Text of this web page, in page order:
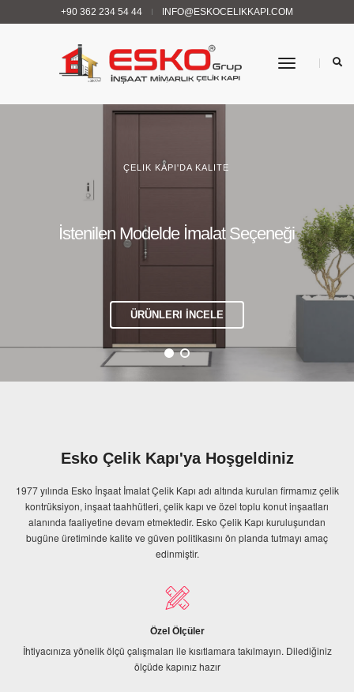
+90 362 234 54 44 INFO@ESKOCELIKKAPI.COM
Menü
ÇELIK KAPI'DA KALITE
İstenilen Modelde İmalat Seçeneği
ÜRÜNLERI İNCELE
Esko Çelik Kapı'ya Hoşgeldiniz
1977 yılında Esko İnşaat İmalat Çelik Kapı adı altında kurulan firmamız çelik
kontrüksiyon, inşaat taahhütleri, çelik kapı ve özel toplu konut inşaatları
alanında faaliyetine devam etmektedir. Esko Çelik Kapı kuruluşundan
bugüne üretiminde kalite ve güven politikasını ön planda tutmayı amaç
edinmiştir.
Özel Ölçüler
İhtiyacınıza yönelik ölçü çalışmaları ile kısıtlamara takılmayın. Dilediğiniz
ölçüde kapınız hazır